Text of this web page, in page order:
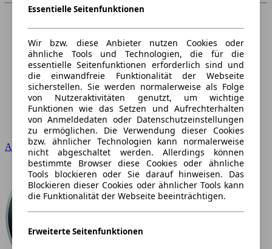
Audi
Essentielle Seitenfunktionen
Wir bzw. diese Anbieter nutzen Cookies oder
ähnliche Tools und Technologien, die für die
essentielle Seitenfunktionen erforderlich sind und
die einwandfreie Funktionalität der Webseite
sicherstellen. Sie werden normalerweise als Folge
von Nutzeraktivitäten genutzt, um wichtige
Funktionen wie das Setzen und Aufrechterhalten
von Anmeldedaten oder Datenschutzeinstellungen
zu ermöglichen. Die Verwendung dieser Cookies
bzw. ähnlicher Technologien kann normalerweise
nicht abgeschaltet werden. Allerdings können
bestimmte Browser diese Cookies oder ähnliche
Tools blockieren oder Sie darauf hinweisen. Das
Blockieren dieser Cookies oder ähnlicher Tools kann
die Funktionalität der Webseite beeinträchtigen.
Erweiterte Seitenfunktionen